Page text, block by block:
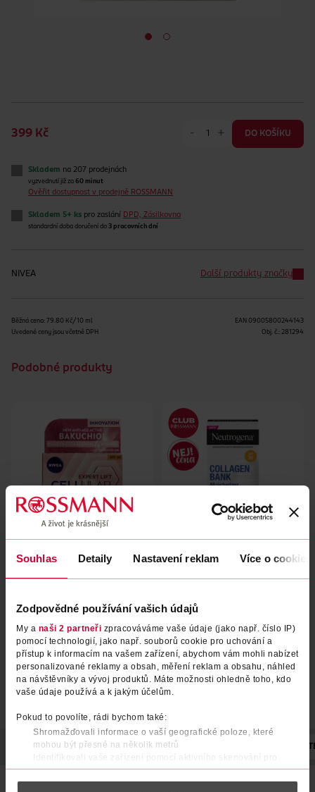
Souhlas Detaily Nastavení reklam Více o cookies
Zodpovědné používání vašich údajů
My a naši 2 partneři zpracováváme vaše údaje (jako např. číslo IP)
pomocí technologií, jako např. souborů cookie pro uchování a
přístup k informacím na vašem zařízení, abychom vám mohli nabízet
personalizované reklamy a obsah, měření reklam a obsahu, náhled
na návštěvníky a vývoj produktů. Máte možnosti ohledně toho, kdo
vaše údaje používá a k jakým účelům.
Pokud to povolíte, rádi bychom také:
Shromažďovali informace o vaší geografické poloze, které
mohou být přesné na několik metrů
Identifikovali vaše zařízení pomocí aktivního skenování pro
konkrétní charakteristiky (otisk prstu)
Zjistěte více o tom, jak zpracováváme vaše osobní údaje, a nastavte
399 Kč - + DO KOŠÍKU
Skladem na 207 prodejnách
vyzvednutí již za 60 minut
Ověřit dostupnost v prodejně ROSSMANN
Skladem 5+ ks pro zaslání DPD, Zásilkovna
standardní doba doručení do 3 pracovních dní
NIVEA Další produkty značky
Běžná cena: 79.80 Kč/10 ml
Uvedené ceny jsou včetně DPH
EAN 09005800244143
Obj. č.: 281294
Podobné produkty
Denní krém Cellular Expert
399 Kč
DO KOŠÍKU
Obj. č.: 900508
Denní hydratační krém
299 Kč
DO KOŠÍKU
Obj. č.: 1344684
POPIS POUŽITÍ SLOŽENÍ VÝROBCE/
S efektem vyplnění pleti již za 24 hodin* díky vysoce